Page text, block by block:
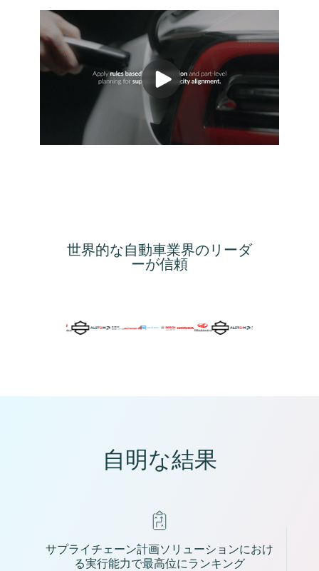
世界的な自動車業界のリーダ
ーが信頼
自明な結果
サプライチェーン計画ソリューションにおけ
る実行能力で最高位にランキング